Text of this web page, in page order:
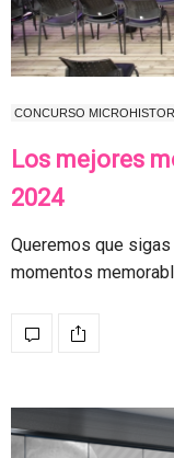
CONCURSO
Los mejores
2024
Queremos que
momentos